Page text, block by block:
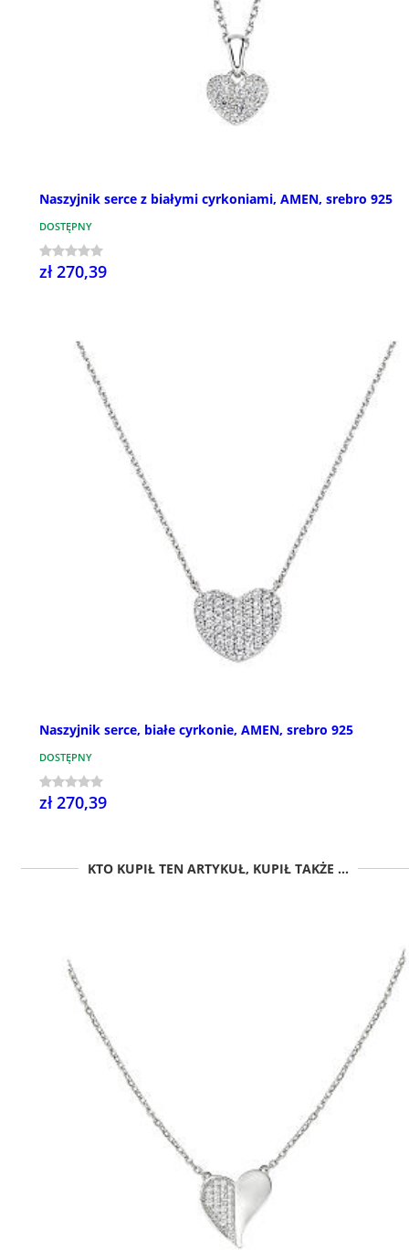
Naszyjnik serce z białymi cyrkoniami, AMEN, srebro 925
DOSTĘPNY
zł 270,39
Naszyjnik serce, białe cyrkonie, AMEN, srebro 925
DOSTĘPNY
zł 270,39
KTO KUPIŁ TEN ARTYKUŁ, KUPIŁ TAKŻE ...